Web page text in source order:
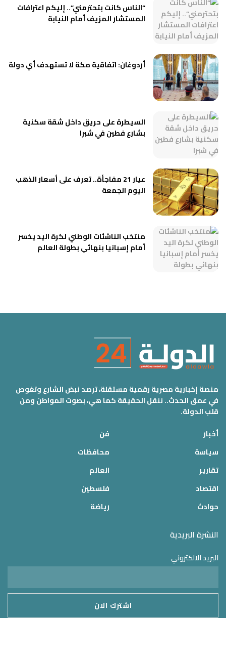
“الناس كانت بتحترمني”.. إليكم اعترافات
المستشار المزيف أمام النيابة
أردوغان: اتفاقية مكة لا تستهدف أي دولة
السيطرة على حريق داخل شقة سكنية
بشارع فطين في شبرا
عيار 21 مفاجأة.. تعرف على أسعار الذهب
اليوم الجمعة
منتخب الناشئات الوطني لكرة اليد يخسر
أمام إسبانيا بنهائي بطولة العالم
منصة إخبارية مصرية رقمية مستقلة، ترصد نبض الشارع وتغوص
في عمق الحدث.. ننقل الحقيقة كما هي، بصوت المواطن ومن
قلب الدولة.
أخبار
سياسة
تقارير
اقتصاد
حوادث
فن
محافظات
العالم
فلسطين
رياضة
النشرة البريدية
البريد الالكتروني